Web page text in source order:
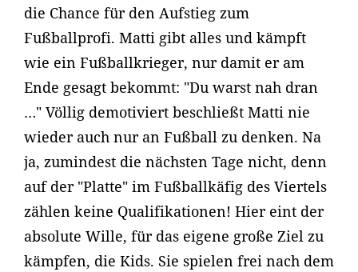
die Chance für den Aufstieg zum
Fußballprofi. Matti gibt alles und kämpft
wie ein Fußballkrieger, nur damit er am
Ende gesagt bekommt: "Du warst nah dran
…" Völlig demotiviert beschließt Matti nie
wieder auch nur an Fußball zu denken. Na
ja, zumindest die nächsten Tage nicht, denn
auf der "Platte" im Fußballkäfig des Viertels
zählen keine Qualifikationen! Hier eint der
absolute Wille, für das eigene große Ziel zu
kämpfen, die Kids. Sie spielen frei nach dem